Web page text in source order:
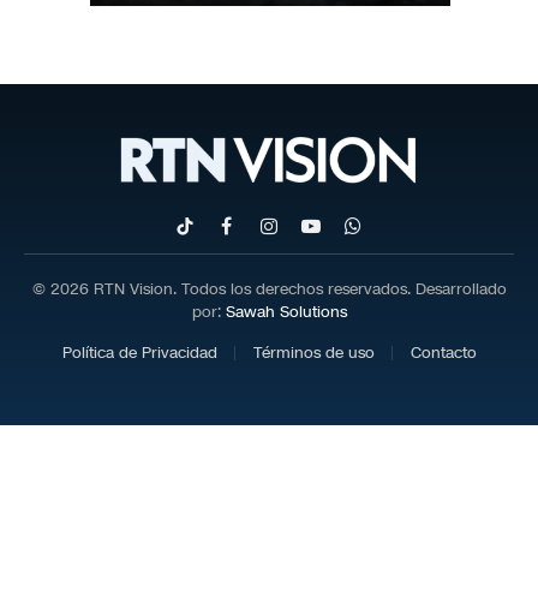
TikTokFacebookInstagram
YouTubeWhatsApp
© 2026 RTN Vision. Todos los derechos reservados. Desarrollado
por: Sawah Solutions
Política de Privacidad
Términos de uso Contacto